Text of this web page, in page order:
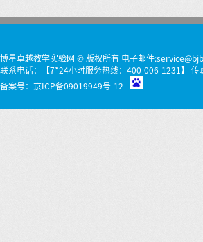
博星卓越教学实验网 © 版权所有 电子邮件
联系电话：【7*24小时服务热线：400-006-1231】
备案号： 京ICP备09019949号-12